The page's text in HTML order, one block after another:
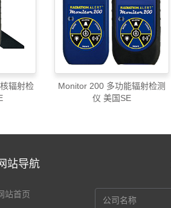
辐射检
Monitor 200 多功能辐射检测
仪 美国SE
站导航
站首页